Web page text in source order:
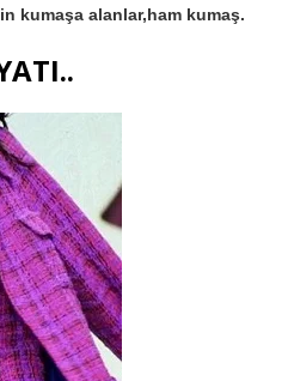
kumaşa alanlar,ham kumaş.